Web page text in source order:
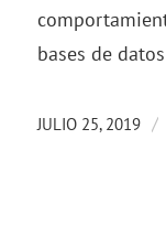
bases de
JULIO 25, 2019 /